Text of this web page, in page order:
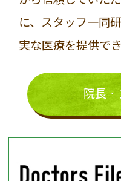
に、スタッフ一同
実な医療を提供で
院長・